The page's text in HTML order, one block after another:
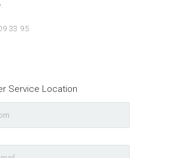
33 95
Service Location